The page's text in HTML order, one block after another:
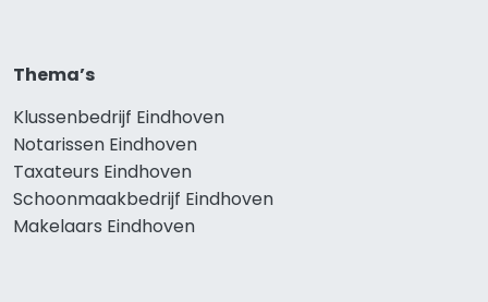
Thema’s
Klussenbedrijf Eindhoven
Notarissen Eindhoven
Taxateurs Eindhoven
Schoonmaakbedrijf Eindhoven
Makelaars Eindhoven